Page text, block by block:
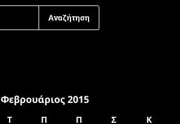
Φεβρουάριος 2015
Τ Π Π Σ
Κ